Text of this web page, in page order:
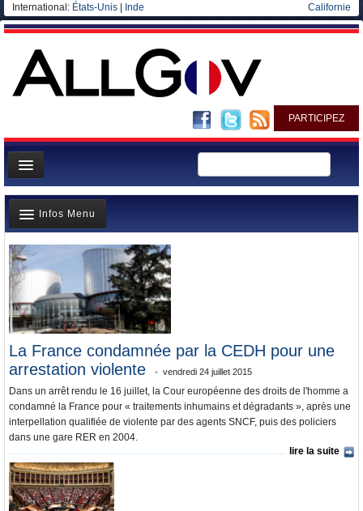
International: États-Unis Inde Californie
PARTICIPEZ
Page d'accueil
Infos
Gouvernement
Ministères/Directions
Blog
Elections européennes
Infos Menu
Dernieres infos
Elections européennes
A la Une
Polémiques
Où va l’argent?
La France et le Monde
La France condamnée par la CEDH pour une
arrestation violente
vendredi 24 juillet 2015
Dans un arrêt rendu le 16 juillet, la Cour européenne des droits de l'homme a
condamné la France pour « traitements inhumains et dégradants », après une
interpellation qualifiée de violente par des agents SNCF, puis des policiers
dans une gare RER en 2004.
lire la suite